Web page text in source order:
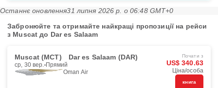
Останнє оновлення31 липня 2026 р. о 06:48 GMT+0
Забронюйте та отримайте найкращі пропозиції на рейси
з Muscat до Dar es Salaam
Muscat (MCT) Dar es Salaam (DAR)
ср, 30 вер. Прямий
Oman Air
Почати з
US$ 340.63
Ціна/особа
книга